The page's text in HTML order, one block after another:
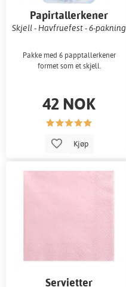
Papirtallerkener
Skjell - Havfruefest - 6-pakning
Pakke med 6 papptallerkener
formet som et skjell.
42 NOK
Kjøp
Servietter